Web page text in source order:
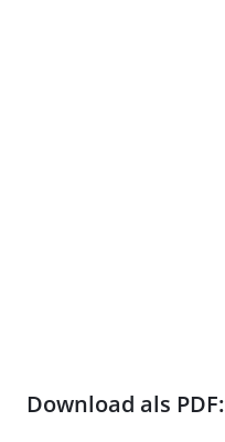
Download als PDF: